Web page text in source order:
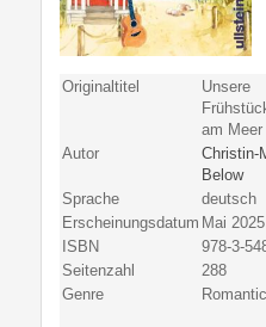
Originaltitel
Unsere
am Meer
Autor
Christin-
Below
Sprache
deutsch
Erscheinungsdatum Mai 2025
ISBN
978-3-
Seitenzahl
288
Genre
Romantic